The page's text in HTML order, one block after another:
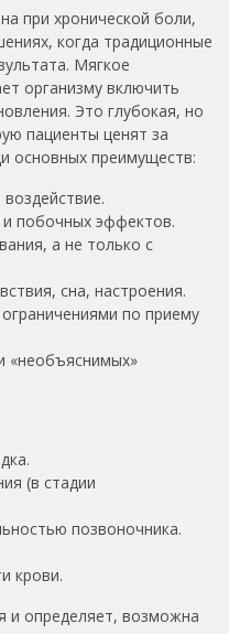
при хронической боли,
когда традиционные
Мягкое
организму включить
Это глубокая, но
пациенты ценят за
основных преимуществ:
побочных эффектов.
а не только с
сна, настроения.
по приему
«необъяснимых»
(в стадии
позвоночника.
крови.
и определяет, возможна